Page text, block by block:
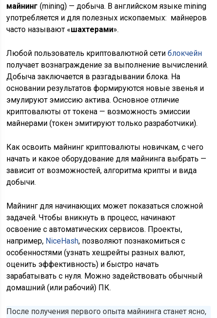
майнинг (mining) — добыча. В английском языке mining
употребляется и для полезных ископаемых: майнеров
часто называют «шахтерами».
Любой пользователь криптовалютной сетиблокчейн
получает вознаграждение за выполнение вычислений.
Добыча заключается в разгадывании блока. На
основании результатов формируются новые звенья и
эмулируют эмиссию актива. Основное отличие
криптовалюты от токена — возможность эмиссии
майнерами (токен эмитируют только разработчики).
Как освоить майнинг криптовалюты новичкам, с чего
начать и какое оборудование для майнинга выбрать —
зависит от возможностей, алгоритма крипты и вида
добычи.
Майнинг для начинающих может показаться сложной
задачей. Чтобы вникнуть в процесс, начинают
освоение с автоматических сервисов. Проекты,
например, NiceHash, позволяют познакомиться с
особенностями (узнать хешрейты разных валют,
оценить эффективность) и быстро начать
зарабатывать с нуля. Можно задействовать обычный
домашний (или рабочий) ПК.
После получения первого опыта майнинга станет ясно,